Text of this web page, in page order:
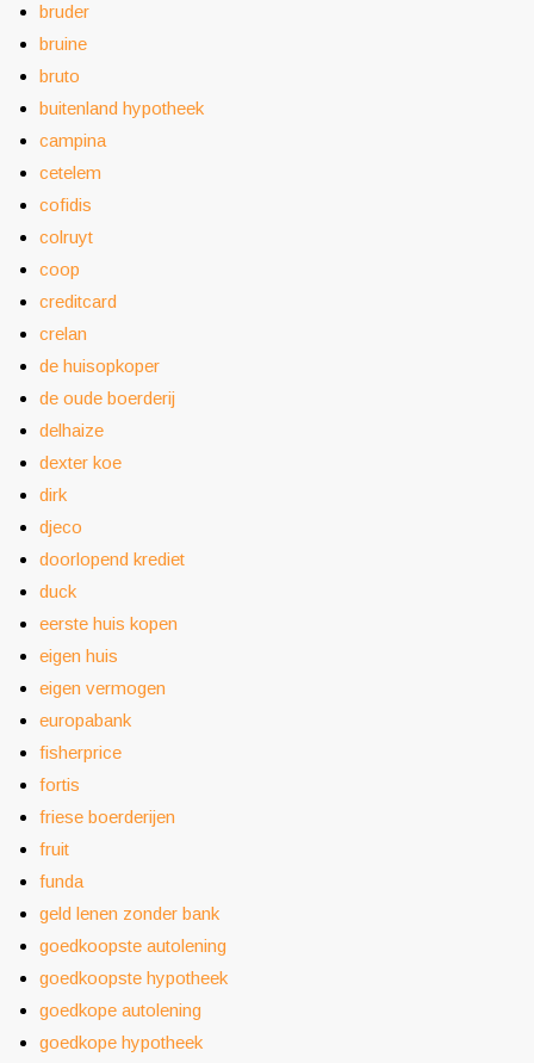
bruder
bruine
bruto
buitenland hypotheek
campina
cetelem
cofidis
colruyt
coop
creditcard
crelan
de huisopkoper
de oude boerderij
delhaize
dexter koe
dirk
djeco
doorlopend krediet
duck
eerste huis kopen
eigen huis
eigen vermogen
europabank
fisherprice
fortis
friese boerderijen
fruit
funda
geld lenen zonder bank
goedkoopste autolening
goedkoopste hypotheek
goedkope autolening
goedkope hypotheek